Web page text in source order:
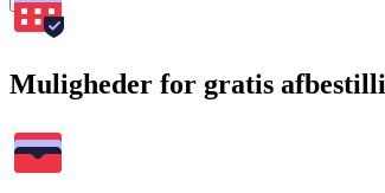
Muligheder for gratis